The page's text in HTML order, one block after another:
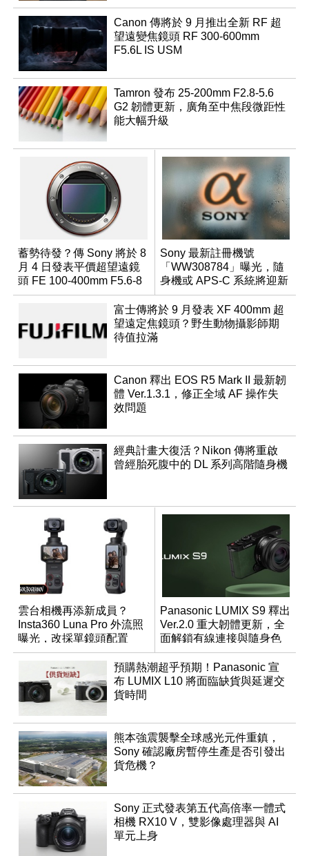
Canon 傳將於 9 月推出全新 RF 超
望遠變焦鏡頭 RF 300-600mm
F5.6L IS USM
Tamron 發布 25-200mm F2.8-5.6
G2 韌體更新，廣角至中焦段微距性
能大幅升級
蓄勢待發？傳 Sony 將於 8
月 4 日發表平價超望遠鏡
頭 FE 100-400mm F5.6-8
Sony 最新註冊機號
「WW308784」曝光，隨
身機或 APS-C 系統將迎新
成員？
富士傳將於 9 月發表 XF 400mm 超
望遠定焦鏡頭？野生動物攝影師期
待值拉滿
Canon 釋出 EOS R5 Mark II 最新韌
體 Ver.1.3.1，修正全域 AF 操作失
效問題
經典計畫大復活？Nikon 傳將重啟
曾經胎死腹中的 DL 系列高階隨身機
雲台相機再添新成員？
Insta360 Luna Pro 外流照
曝光，改採單鏡頭配置
Panasonic LUMIX S9 釋出
Ver.2.0 重大韌體更新，全
面解鎖有線連接與隨身色
調編輯
預購熱潮超乎預期！Panasonic 宣
布 LUMIX L10 將面臨缺貨與延遲交
貨時間
熊本強震襲擊全球感光元件重鎮，
Sony 確認廠房暫停生產是否引發出
貨危機？
Sony 正式發表第五代高倍率一體式
相機 RX10 V，雙影像處理器與 AI
單元上身